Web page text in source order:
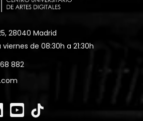
28040 Madrid
de 08:30h a 21:30h
882